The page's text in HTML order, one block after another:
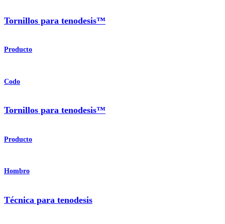
Tornillos para tenodesis™
Producto
Codo
Tornillos para tenodesis™
Producto
Hombro
Técnica para tenodesis